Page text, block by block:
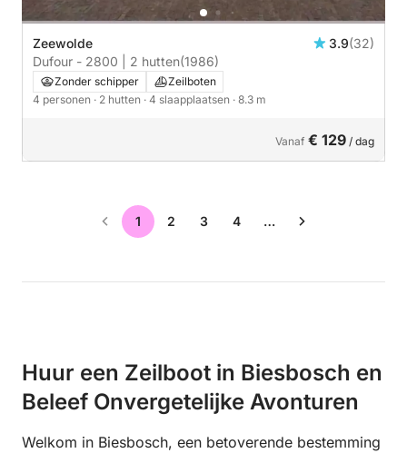
Zeewolde 3.9(32)
Dufour - 2800 | 2 hutten(1986)
Zonder schipper
Zeilboten
4 personen · 2 hutten · 4 slaapplaatsen · 8.3 m
Vanaf € 129 / dag
1 2 3 4 …
Huur een Zeilboot in Biesbosch en
Beleef Onvergetelijke Avonturen
Welkom in Biesbosch, een betoverende bestemming